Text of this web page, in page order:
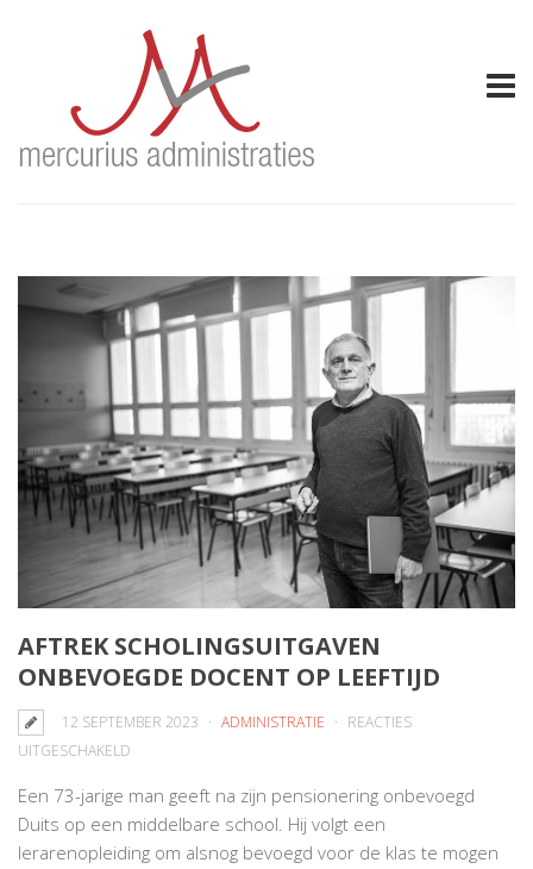
AFTREK SCHOLINGSUITGAVEN
ONBEVOEGDE DOCENT OP LEEFTIJD
12 SEPTEMBER 2023 ADMINISTRATIE
REACTIES
UITGESCHAKELD
SCHOLINGSUITGAVEN
ONBEVOEGDE
DOCENT
Een 73-jarige man geeft na zijn pensionering onbevoegd
Duits op een middelbare school. Hij volgt een
lerarenopleiding om alsnog bevoegd voor de klas te mogen